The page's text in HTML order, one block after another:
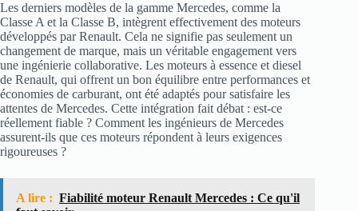
Les derniers modèles de la gamme Mercedes, comme la
Classe A et la Classe B, intègrent effectivement des moteurs
développés par Renault. Cela ne signifie pas seulement un
changement de marque, mais un véritable engagement vers
une ingénierie collaborative. Les moteurs à essence et diesel
de Renault, qui offrent un bon équilibre entre performances et
économies de carburant, ont été adaptés pour satisfaire les
attentes de Mercedes. Cette intégration fait débat : est-ce
réellement fiable ? Comment les ingénieurs de Mercedes
assurent-ils que ces moteurs répondent à leurs exigences
rigoureuses ?
A lire : Fiabilité moteur Renault Mercedes : Ce qu'il